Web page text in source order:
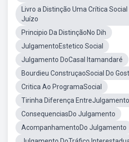
Livro a Distinção Uma Crítica
Juízo
Principio Da DistinçãoNo Dih
JulgamentoEstetico Social
Julgamento DoCasal Itamandaré
Bourdieu ConstruçaoSocial Do
Critica Ao ProgramaSocial
Tirinha Diferença
ConsequenciasDo Julgamento
AcompanhamentoDo Julgamento